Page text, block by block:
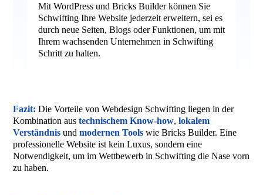
Mit WordPress und Bricks Builder können Sie
Schwifting Ihre Website jederzeit erweitern, sei es
durch neue Seiten, Blogs oder Funktionen, um mit
Ihrem wachsenden Unternehmen in Schwifting
Schritt zu halten.
Fazit: Die Vorteile von Webdesign Schwifting liegen in der
Kombination aus technischem Know-how, lokalem
Verständnisund modernen Toolswie Bricks Builder. Eine
professionelle Website ist kein Luxus, sondern eine
Notwendigkeit, um im Wettbewerb in Schwifting die Nase vorn
zu haben.